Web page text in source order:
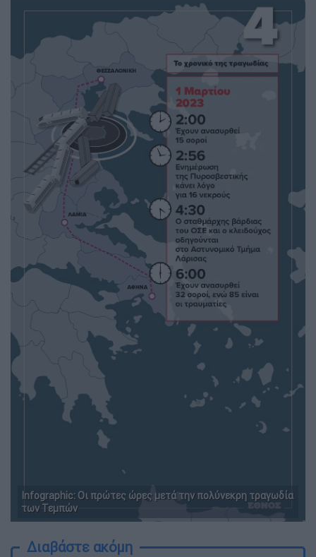
Infographic: Οι πρώτες ώρες μετά την πολύνεκρη τραγωδία
των Τεμπών
Διαβάστε ακόμη